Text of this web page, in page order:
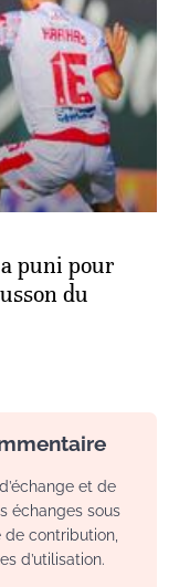
puni pour
du
et de
échanges sous
contribution,
d’utilisation.